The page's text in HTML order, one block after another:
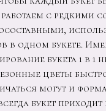
с редкими
в одном букете.
букета 1 в 1
цветы
могут и
букет